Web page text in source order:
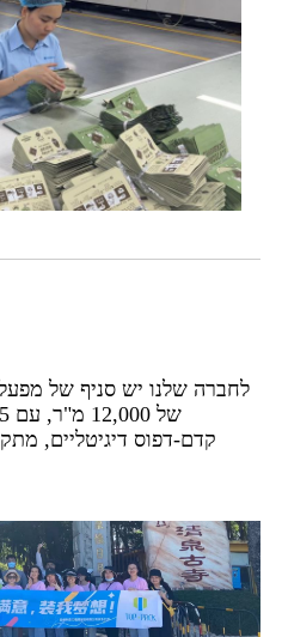
לחברה שלנו יש סניף של
קדם-דפוס דיגיטליים,